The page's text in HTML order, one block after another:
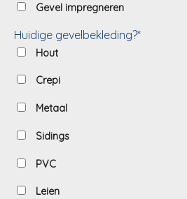
Gevel impregneren
Huidige gevelbekleding?*
Hout
Crepi
Metaal
Sidings
PVC
Leien